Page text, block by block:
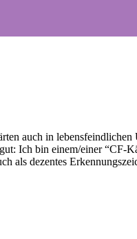
auch in
Ich bin einem/einer “CF-
als dezentes